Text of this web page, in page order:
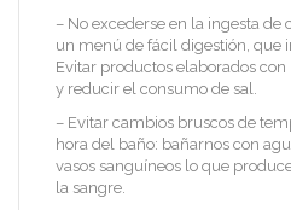
– No excederse en la ingesta de
un menú de fácil digestión, que
Evitar productos elaborados
y reducir el consumo de sal.
– Evitar cambios bruscos de
hora del baño: bañarnos con
vasos sanguíneos lo que
la sangre.